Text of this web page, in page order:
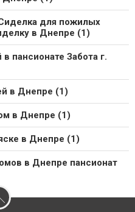
для пожилых
в Днепре (1)
пансионате Забота г.
в Днепре (1)
в Днепре (1)
в Днепре (1)
в Днепре пансионат